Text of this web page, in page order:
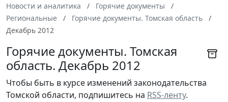
Новости и аналитика
Горячие документы
Региональные
Горячие документы. Томская область
Декабрь 2012
Горячие документы. Томская
область. Декабрь 2012
Чтобы быть в курсе изменений законодательства
Томской области, подпишитесь на RSS-ленту.